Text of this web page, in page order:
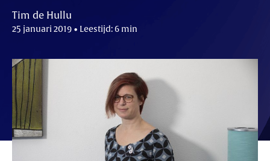
Tim de Hullu
25 januari 2019 • Leestijd: 6 min